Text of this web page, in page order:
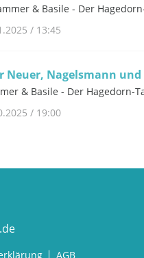
& Basile - Der
/ 13:45
Neuer, Nagelsmann
& Basile - Der Hagedorn-
/ 19:00
AGB